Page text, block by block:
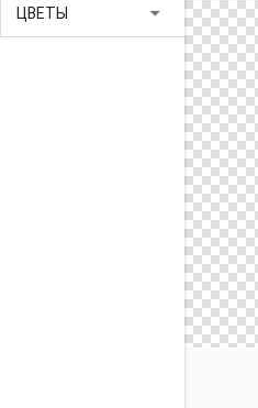
ЦВЕТЫ arrow_drop_down